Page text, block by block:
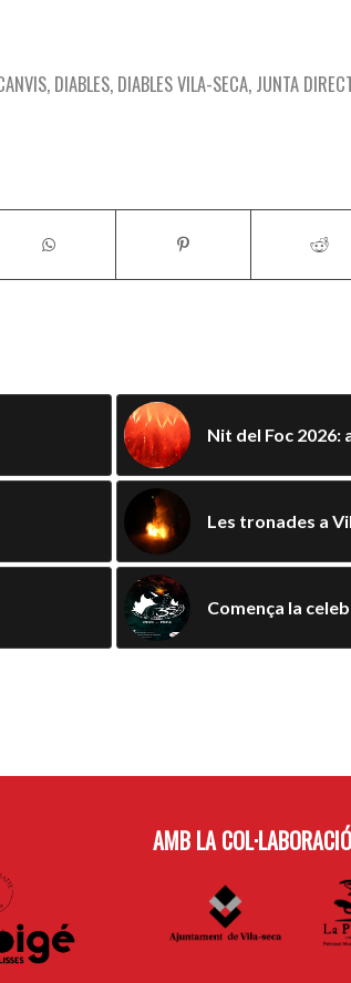
, DIABLES, DIABLES VILA-SECA, JUNTA
Nit del Foc 2026:
Les tronades a
Comença la
AMB LA